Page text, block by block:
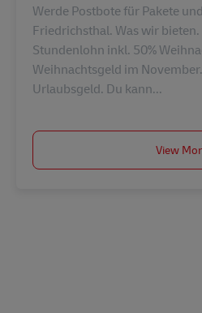
Werde Postbote für Pakete
Friedrichsthal. Was wir
Stundenlohn inkl. 50%
Weihnachtsgeld im
Urlaubsgeld. Du kann...
View